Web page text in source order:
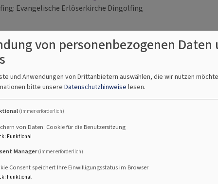
Evangelische Erlöserkirche Dingolfing
zum Thema "Die güldene Sonne" in der
Gloßner)
"Die güldene Sonne"
10 Uhr
in der Erlöserkirche - anschließend
von personenbezogenen Daten
und Anwendungen von Drittanbietern auswählen, die wir nutzen
bitte unsere Datenschutzhinweise lesen.
(immer erforderlich)
von Daten: Cookie für die Benutzersitzung
: Funktional
Manager(immer erforderlich)
Consent speichert Ihre Einwilligungsstatus im Browser
: Funktional